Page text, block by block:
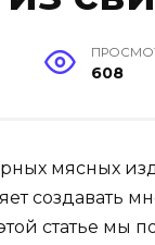
608
мясных
создавать
статье мы